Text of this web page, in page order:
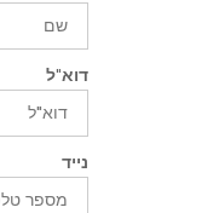
דוא"ל
נייד